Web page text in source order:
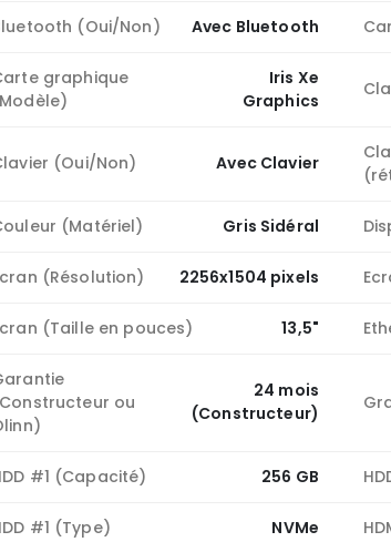
(Oui/Non) Avec Bluetooth
graphique
Iris Xe
Graphics
(Oui/Non) Avec Clavier
(Matériel) Gris Sidéral
(Résolution) 2256x1504 pixels
(Taille en pouces) 13,5"
ou
24 mois
(Constructeur)
#1 (Capacité) 256 GB
#1 (Type) NVMe